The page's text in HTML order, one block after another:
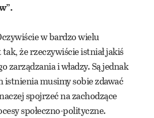
w bardzo wielu
że rzeczywiście istniał jakiś
zarządzania i władzy. Są jednak
musimy sobie zdawać
spojrzeć na zachodzące
społeczno-polityczne.